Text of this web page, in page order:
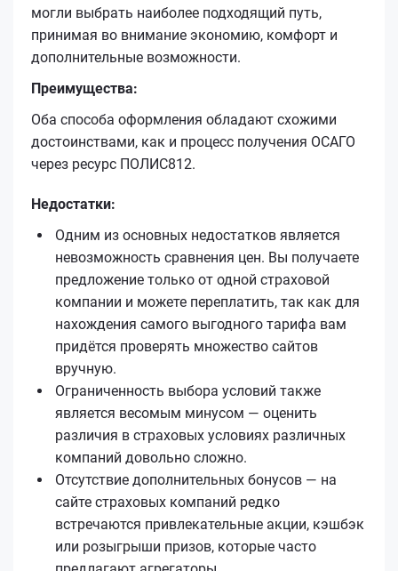
могли выбрать наиболее подходящий путь,
принимая во внимание экономию, комфорт и
дополнительные возможности.
Преимущества:
Оба способа оформления обладают схожими
достоинствами, как и процесс получения ОСАГО
через ресурс ПОЛИС812.
Недостатки:
Одним из основных недостатков является
невозможность сравнения цен. Вы получаете
предложение только от одной страховой
компании и можете переплатить, так как для
нахождения самого выгодного тарифа вам
придётся проверять множество сайтов
вручную.
Ограниченность выбора условий также
является весомым минусом — оценить
различия в страховых условиях различных
компаний довольно сложно.
Отсутствие дополнительных бонусов — на
сайте страховых компаний редко
встречаются привлекательные акции, кэшбэк
или розыгрыши призов, которые часто